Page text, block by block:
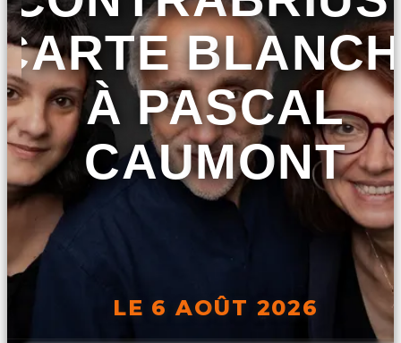
À PASCAL
CAUMONT
LE 6 AOÛT 2026